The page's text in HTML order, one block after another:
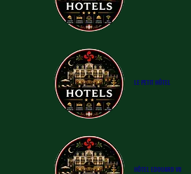
LE PETIT HÔTEL
​HÔTELEDOUARD VII